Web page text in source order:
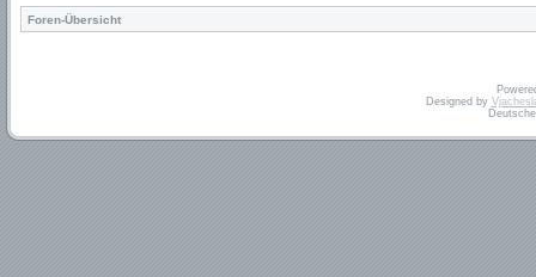
Foren-Übersicht
Designed by